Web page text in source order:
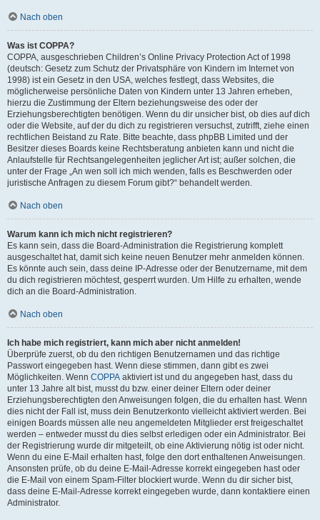
Nach oben
Was ist COPPA?
COPPA, ausgeschrieben Children’s Online Privacy Protection Act of 1998
(deutsch: Gesetz zum Schutz der Privatsphäre von Kindern im Internet von
1998) ist ein Gesetz in den USA, welches festlegt, dass Websites, die
möglicherweise persönliche Daten von Kindern unter 13 Jahren erheben,
hierzu die Zustimmung der Eltern beziehungsweise des oder der
Erziehungsberechtigten benötigen. Wenn du dir unsicher bist, ob dies auf dich
oder die Website, auf der du dich zu registrieren versuchst, zutrifft, ziehe einen
rechtlichen Beistand zu Rate. Bitte beachte, dass phpBB Limited und der
Besitzer dieses Boards keine Rechtsberatung anbieten kann und nicht die
Anlaufstelle für Rechtsangelegenheiten jeglicher Art ist; außer solchen, die
unter der Frage „An wen soll ich mich wenden, falls es Beschwerden oder
juristische Anfragen zu diesem Forum gibt?“ behandelt werden.
Nach oben
Warum kann ich mich nicht registrieren?
Es kann sein, dass die Board-Administration die Registrierung komplett
ausgeschaltet hat, damit sich keine neuen Benutzer mehr anmelden können.
Es könnte auch sein, dass deine IP-Adresse oder der Benutzername, mit dem
du dich registrieren möchtest, gesperrt wurden. Um Hilfe zu erhalten, wende
dich an die Board-Administration.
Nach oben
Ich habe mich registriert, kann mich aber nicht anmelden!
Überprüfe zuerst, ob du den richtigen Benutzernamen und das richtige
Passwort eingegeben hast. Wenn diese stimmen, dann gibt es zwei
Möglichkeiten. Wenn COPPA aktiviert ist und du angegeben hast, dass du
unter 13 Jahre alt bist, musst du bzw. einer deiner Eltern oder deiner
Erziehungsberechtigten den Anweisungen folgen, die du erhalten hast. Wenn
dies nicht der Fall ist, muss dein Benutzerkonto vielleicht aktiviert werden. Bei
einigen Boards müssen alle neu angemeldeten Mitglieder erst freigeschaltet
werden – entweder musst du dies selbst erledigen oder ein Administrator. Bei
der Registrierung wurde dir mitgeteilt, ob eine Aktivierung nötig ist oder nicht.
Wenn du eine E-Mail erhalten hast, folge den dort enthaltenen Anweisungen.
Ansonsten prüfe, ob du deine E-Mail-Adresse korrekt eingegeben hast oder
die E-Mail von einem Spam-Filter blockiert wurde. Wenn du dir sicher bist,
dass deine E-Mail-Adresse korrekt eingegeben wurde, dann kontaktiere einen
Administrator.